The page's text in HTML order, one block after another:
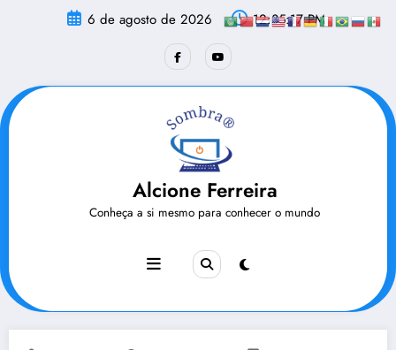
6 de agosto de 2026 12:35:18 PM
Alcione Ferreira
Conheça a si mesmo para conhecer o mundo